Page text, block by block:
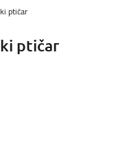
ptičar
ptičar